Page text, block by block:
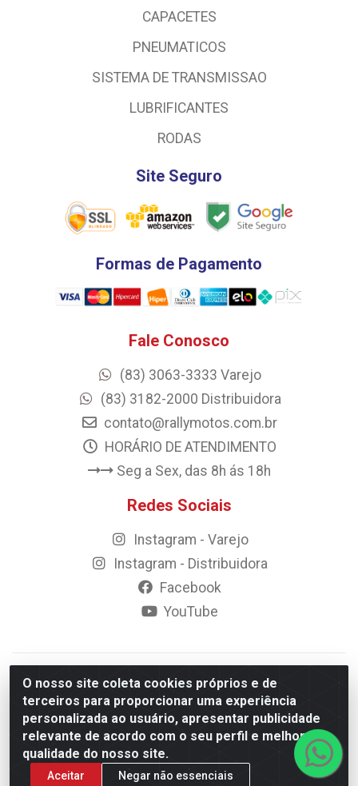
O nosso site coleta cookies próprios e de
terceiros para proporcionar uma experiência
personalizada ao usuário, apresentar publicidade
relevante de acordo com o seu perfil e melhorar a
qualidade do nosso site.
Aceitar Negar não essenciais
CAPACETES
PNEUMATICOS
SISTEMA DE TRANSMISSAO
LUBRIFICANTES
RODAS
Site Seguro
Formas de Pagamento
Fale Conosco
(83) 3063-3333 Varejo
(83) 3182-2000 Distribuidora
contato@rallymotos.com.br
HORÁRIO DE ATENDIMENTO
Seg a Sex, das 8h ás 18h
Redes Sociais
Instagram - Varejo
Instagram - Distribuidora
Facebook
YouTube
© 2023 Rally Motos - todos os direitos reservados.
Razão Social: Rally motos distribuidora, importadora e
transportadora de peças LTDA - CNPJ 09.262.859/0001-43 -
Rua Vigário Calixto 2900 - Catolé, Campina Grande/PB